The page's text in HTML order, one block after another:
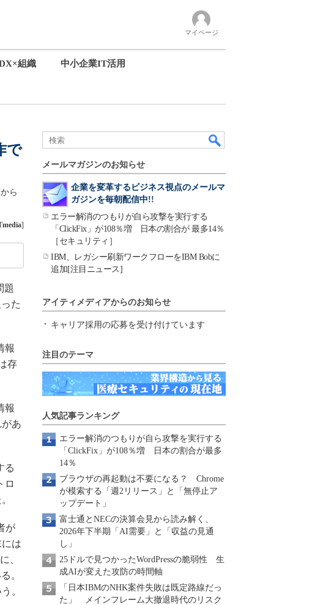
マイページ
組織 中小企業IT活用
で
ら
]
題
た
報
存
報
あ
る
ロ
が
は
、
。
。
メールマガジンのお知らせ
企業を変革するビジネス視点のメールマ
ガジンを毎朝配信中!!
エラー解消のつもりが自ら攻撃を実行する
「ClickFix」が108％増 日本の割合が 最多14％
［セキュリティ］
IBM、レガシー刷新ワークフローをIBM Bobに
追加[注目ニュース]
アイティメディアからのお知らせ
キャリア採用の応募を受け付けています
注目のテーマ
人気記事ランキング
エラー解消のつもりが自ら攻撃を実行する
「ClickFix」が108％増 日本の割合が最多
14％
ブラウザの再起動は不要になる？ Chrome
が模索する「週2リリース」と「無停止ア
ップデート」
富士通とNECの決算会見から読み解く、
2026年下半期「AI需要」と「収益の見通
し」
25ドルで見つかったWordPressの脆弱性 生
成AIが変えた攻防の時間軸
「日本IBMのNHK案件失敗は既定路線だっ
た」 メインフレーム大撤退時代のリスク